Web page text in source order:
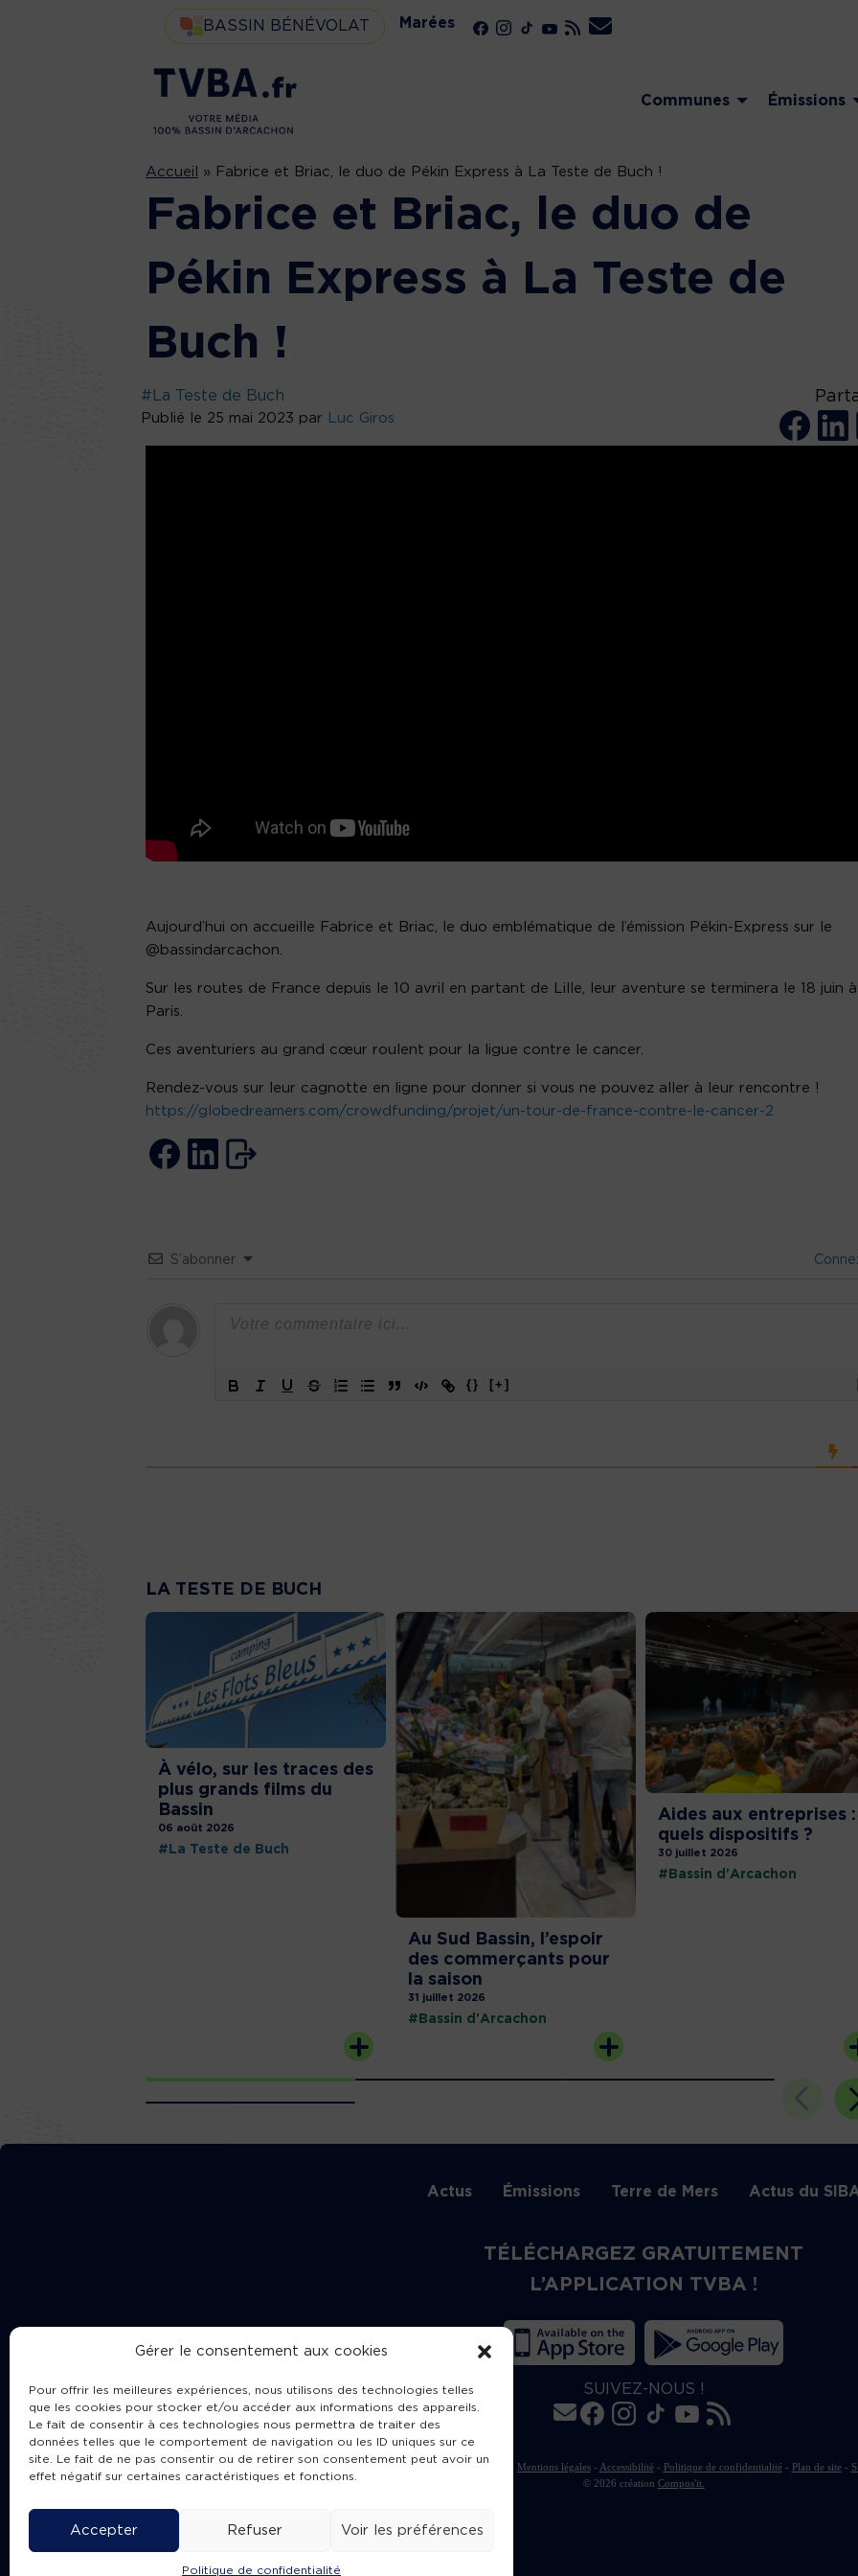
Gérer le consentement aux cookies
Pour offrir les meilleures expériences, nous utilisons des technologies telles
que les cookies pour stocker et/ou accéder aux informations des appareils.
Le fait de consentir à ces technologies nous permettra de traiter des
données telles que le comportement de navigation ou les ID uniques sur ce
site. Le fait de ne pas consentir ou de retirer son consentement peut avoir un
effet négatif sur certaines caractéristiques et fonctions.
Accepter Refuser Voir les préférences
Politique de confidentialité
BASSIN BÉNÉVOLAT Marées
Communes Émissions
Accueil » Fabrice et Briac, le duo de Pékin Express à La Teste de Buch !
Fabrice et Briac, le duo de
Pékin Express à La Teste de
Buch !
#La Teste de Buch
Publié le 25 mai 2023 par Luc Giros
Aujourd’hui on accueille Fabrice et Briac, le duo emblématique de l’émission Pékin-Express sur le
@bassindarcachon.
Sur les routes de France depuis le 10 avril en partant de Lille, leur aventure se terminera le 18 juin à
Paris.
Ces aventuriers au grand cœur roulent pour la ligue contre le cancer.
Rendez-vous sur leur cagnotte en ligne pour donner si vous ne pouvez aller à leur rencontre !
https://globedreamers.com/crowdfunding/projet/un-tour-de-france-contre-le-cancer-2
S’abonner
{} [+]
LA TESTE DE BUCH
À vélo, sur les traces des
plus grands films du
Bassin
06 août 2026
#La Teste de Buch
Au Sud Bassin, l’espoir
des commerçants pour
la saison
31 juillet 2026
#Bassin d'Arcachon
Aides aux entreprises :
quels dispositifs ?
30 juillet 2026
#Bassin d'Arcachon
Actus Émissions Terre de Mers Actus du
TÉLÉCHARGEZ GRATUITEMENT
L’APPLICATION TVBA !
SUIVEZ-NOUS !
Charte de publication Mentions légales- Accessibilité- Politique de confidentialité- Plan de site-
© 2026 création Compos'it.